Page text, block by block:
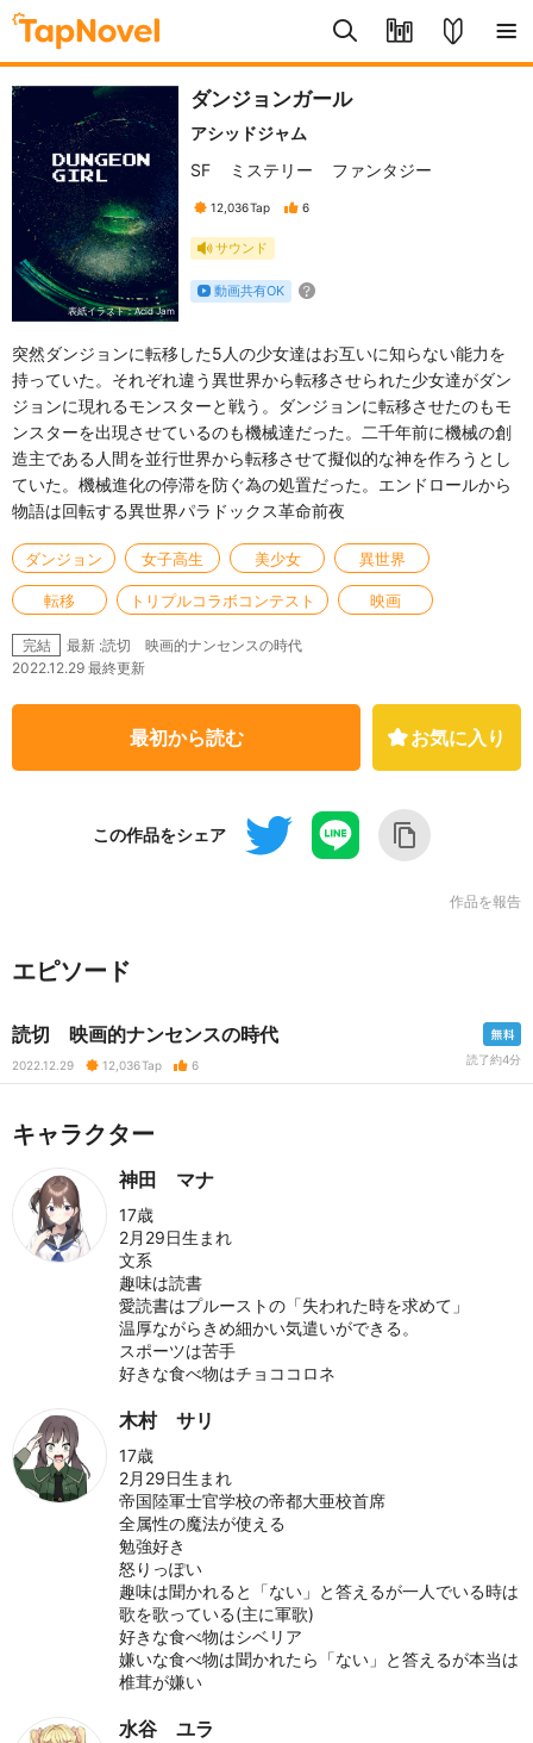
表紙イラスト：Acid Jam
ダンジョンガール
アシッドジャム
SF
ミステリー ファンタジー
12,036Tap 6
サウンド
動画共有OK
突然ダンジョンに転移した5人の少女達はお互いに知らない能力を
持っていた。それぞれ違う異世界から転移させられた少女達がダン
ジョンに現れるモンスターと戦う。ダンジョンに転移させたのもモ
ンスターを出現させているのも機械達だった。二千年前に機械の創
造主である人間を並行世界から転移させて擬似的な神を作ろうとし
ていた。機械進化の停滞を防ぐ為の処置だった。エンドロールから
物語は回転する異世界パラドックス革命前夜
ダンジョン 女子高生 美少女 異世界
転移 トリプルコラボコンテスト 映画
完結
最新 :読切 映画的ナンセンスの時代
2022.12.29 最終更新
最初から読む お気に入り
この作品をシェア
作品を報告
エピソード
読切 映画的ナンセンスの時代
2022.12.29 12,036Tap 6 読了約4分
キャラクター
神田 マナ
17歳
2月29日生まれ
文系
趣味は読書
愛読書はプルーストの「失われた時を求めて」
温厚ながらきめ細かい気遣いができる。
スポーツは苦手
好きな食べ物はチョココロネ
木村 サリ
17歳
2月29日生まれ
帝国陸軍士官学校の帝都大亜校首席
全属性の魔法が使える
勉強好き
怒りっぽい
趣味は聞かれると「ない」と答えるが一人でいる時は
歌を歌っている(主に軍歌)
好きな食べ物はシベリア
嫌いな食べ物は聞かれたら「ない」と答えるが本当は
椎茸が嫌い
水谷 ユラ